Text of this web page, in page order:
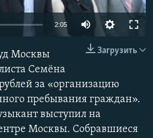
2:05
Загрузить
Москвы
Семёна
за «организацию
пребывания граждан».
выступил на
Москвы. Собравшиеся